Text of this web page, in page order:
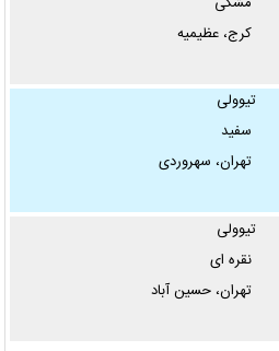
کرج، عظیمیه
تیوولی
سفید
تهران، سهروردی
تیوولی
نقره ای
تهران، حسین آباد